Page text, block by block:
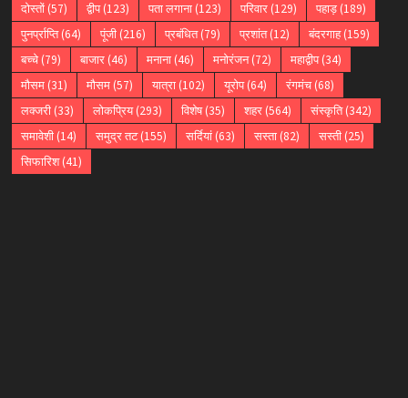
दोस्तों(57) द्वीप(123) पता लगाना(123) परिवार(129) पहाड़(189)
पुनर्प्राप्ति(64) पूंजी(216) प्रबंधित(79) प्रशांत(12) बंदरगाह(159)
बच्चे(79) बाजार(46) मनाना(46) मनोरंजन(72) महाद्वीप(34)
मौसम(31) मौसम(57) यात्रा(102) यूरोप(64) रंगमंच(68)
लक्जरी(33) लोकप्रिय(293) विशेष(35) शहर(564) संस्कृति(342)
समावेशी(14) समुद्र तट(155) सर्दियां(63) सस्ता(82) सस्ती(25)
सिफारिश(41)